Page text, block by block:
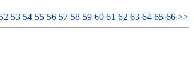
52 53 54 55 56 57 58 59 60 61 62 63 64 65 66 >>